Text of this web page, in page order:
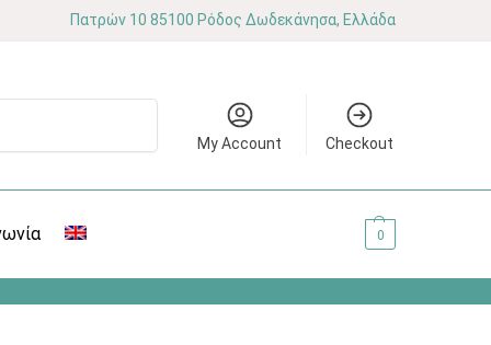
Πατρών 10 85100 Ρόδος Δωδεκάνησα, Ελλάδα
My Account Checkout
0